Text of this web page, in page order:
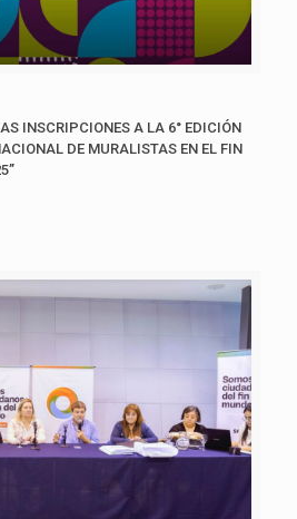
INSCRIPCIONES A LA 6° EDICIÓN
DE MURALISTAS EN EL FIN